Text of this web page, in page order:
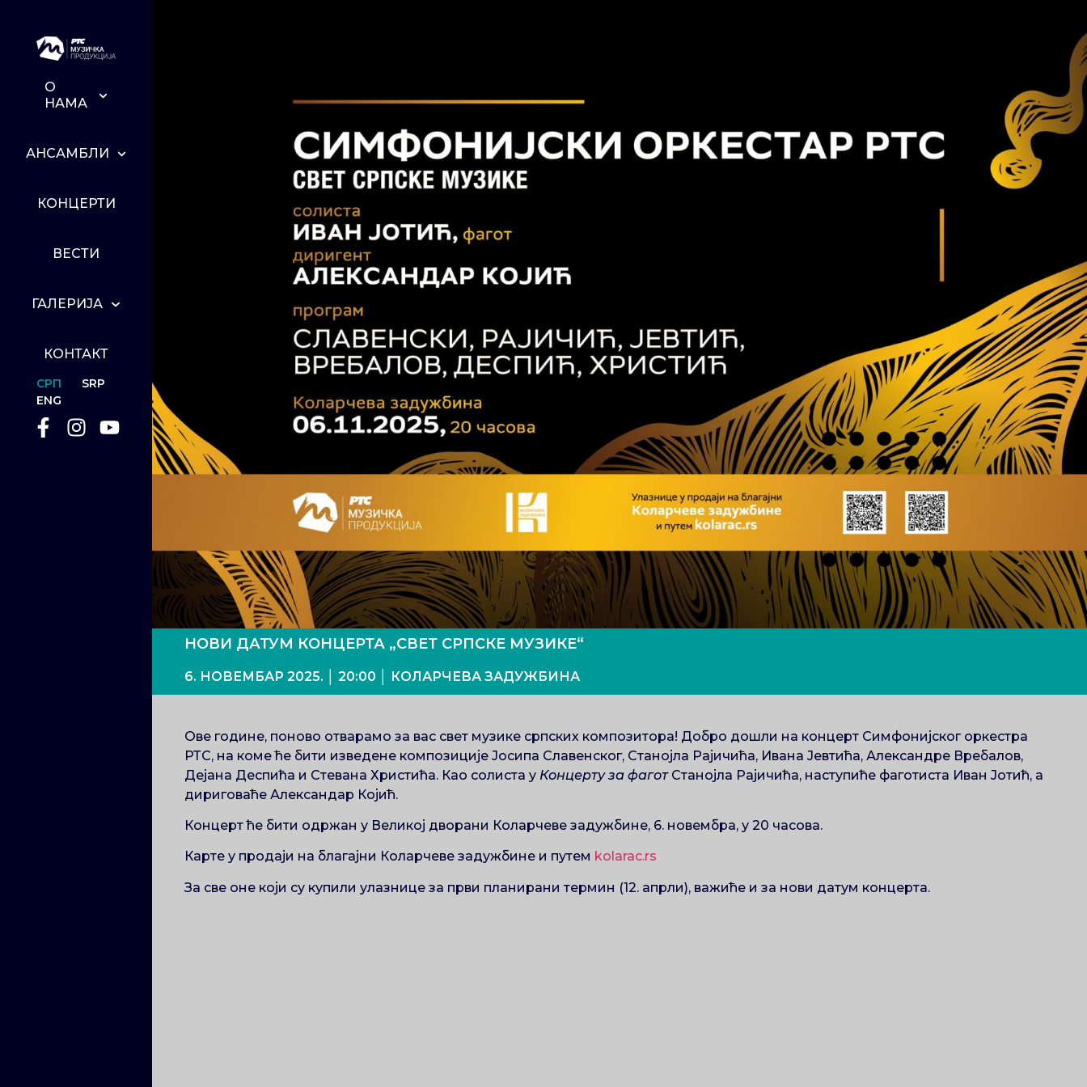
О
НАМА
АНСАМБЛИ
КОНЦЕРТИ
ВЕСТИ
ГАЛЕРИЈА
КОНТАКТ
СРП
SRP
ENG
НОВИ ДАТУМ КОНЦЕРТА „СВЕТ СРПСКЕ МУЗИКЕ“
6. НОВЕМБАР 2025. │ 20:00 │ КОЛАРЧЕВА ЗАДУЖБИНА
Ове године, поново отварамо за вас свет музике српских композитора! Добро дошли на концерт Симфонијског оркестра
РТС, на коме ће бити изведене композиције Јосипа Славенског, Станојла Рајичића, Ивана Јевтића, Александре Вребалов,
Дејана Деспића и Стевана Христића. Као солиста у Концерту за фаготСтанојла Рајичића, наступиће фаготиста Иван Јотић, а
дириговаће Александар Којић.
Концерт ће бити одржан у Великој дворани Коларчеве задужбине, 6. новембра, у 20 часова.
Карте у продаји на благајни Коларчеве задужбине и путем kolarac.rs
За све оне који су купили улазнице за први планирани термин (12. апрли), важиће и за нови датум концерта.